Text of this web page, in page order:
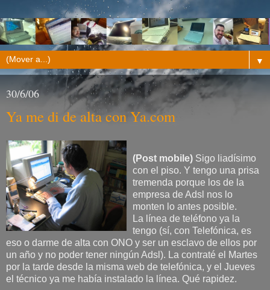
▼
30/6/06
Ya me di de alta con Ya.com
(Post mobile) Sigo liadísimo
con el piso. Y tengo una prisa
tremenda porque los de la
empresa de Adsl nos lo
monten lo antes posible.
La línea de teléfono ya la
tengo (sí, con Telefónica, es
eso o darme de alta con ONO y ser un esclavo de ellos por
un año y no poder tener ningún Adsl). La contraté el Martes
por la tarde desde la misma web de telefónica, y el Jueves
el técnico ya me había instalado la línea. Qué rapidez.